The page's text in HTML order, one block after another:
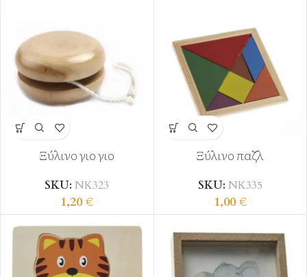
Ξύλινο γιο γιο
SKU: ΝΚ323
1,20€
Ξύλινο παζλ
SKU: ΝΚ335
1,00€